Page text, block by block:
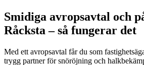
Smidiga avropsavtal och
Råcksta – så fungerar det
Med ett avropsavtal får du som
trygg partner för snöröjning och